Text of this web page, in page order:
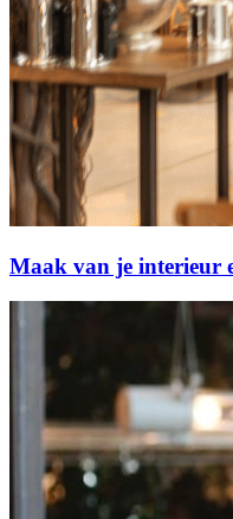
Maak van je interieur